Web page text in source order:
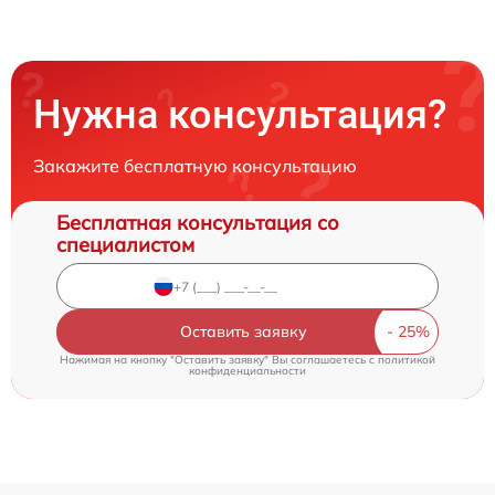
Нужна консультация?
Закажите бесплатную консультацию
Бесплатная консультация со
специалистом
Оставить заявку
Нажимая на кнопку "Оставить заявку" Вы соглашаетесь cполитикой
конфиденциальности